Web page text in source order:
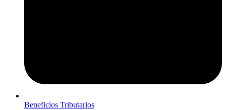
Beneficios Tributarios